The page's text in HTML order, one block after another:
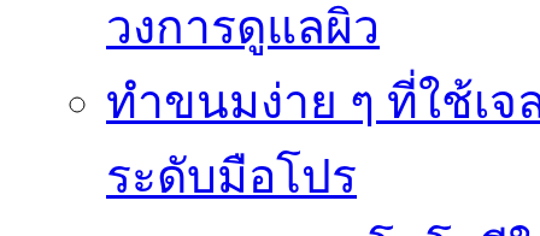
วงการดูแลผิว
ทำขนมง่าย ๆ ที่ใช้เ
ระดับมือโปร